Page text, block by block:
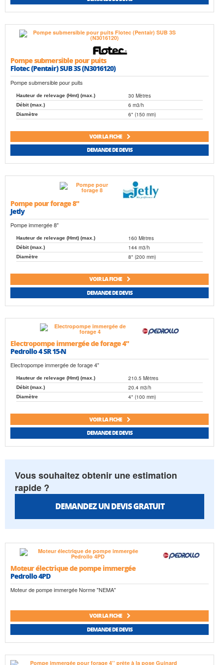
Pompe submersible pour puits
Flotec (Pentair) SUB 3S (N3016120)
Pompe submersible pour puits
Hauteur de relevage (Hmt) (max.) 30 Mètres
Débit (max.) 6 m3/h
Diamètre 6" (150 mm)
VOIR LA FICHE
DEMANDE DE DEVIS
Pompe pour forage 8"
Jetly
Pompe immergée 8"
Hauteur de relevage (Hmt) (max.) 160 Mètres
Débit (max.) 144 m3/h
Diamètre 8" (200 mm)
VOIR LA FICHE
DEMANDE DE DEVIS
Electropompe immergée de forage 4"
Pedrollo 4 SR 15-N
Electropompe immergée de forage 4"
Hauteur de relevage (Hmt) (max.) 210.5 Mètres
Débit (max.) 20.4 m3/h
Diamètre 4" (100 mm)
VOIR LA FICHE
DEMANDE DE DEVIS
Vous souhaitez obtenir une estimation
rapide ?
DEMANDEZ UN DEVIS GRATUIT
Moteur électrique de pompe immergée
Pedrollo 4PD
Moteur de pompe immergée Norme "NEMA"
VOIR LA FICHE
DEMANDE DE DEVIS